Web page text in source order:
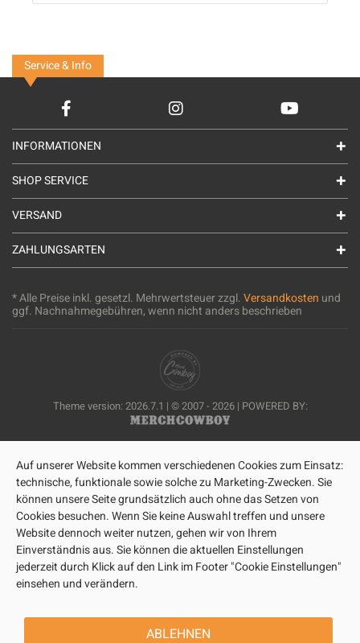
Service & Info
INFORMATIONEN
SHOP SERVICE
VERSAND
ZAHLUNGSARTEN
* Alle Preise inkl. gesetzl. Mehrwertsteuer zzgl.Versandkosten und
ggf. Nachnahmegebühren, wenn nicht anders beschrieben
Theme version: 2026.7.1 | © 2007 - 2026 | POWERED BY:
Auf unserer Website kommen verschiedenen Cookies zum Einsatz:
technische, funktionale sowie solche zu Marketing-Zwecken. Sie
können unsere Seite grundsätzlich auch ohne das Setzen von
Cookies besuchen. Wenn Sie keine Auswahl treffen und unsere
Website dennoch weiter nutzen, gehen wir von Ihrem
Einverständnis aus. Sie können die aktuellen Einstellungen
jederzeit durch Klick auf den Link im Footer "Cookie Einstellungen"
einsehen und verändern.
ABLEHNEN